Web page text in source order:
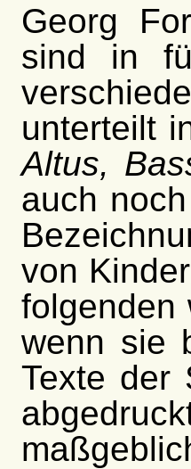
Georg
sind in
unterteilt
Altus,
auch noch
von
folgenden
wenn sie
Texte der